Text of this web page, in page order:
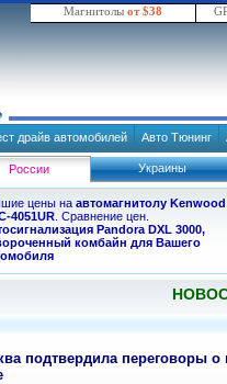
Магнитолы от $38
драйв автомобилей Авто Тюнинг
России Украины
цены на автомагнитолу Kenwood
4051UR . Сравнение цен.
Pandora DXL 3000,
комбайн для Вашего
подтвердила переговоры